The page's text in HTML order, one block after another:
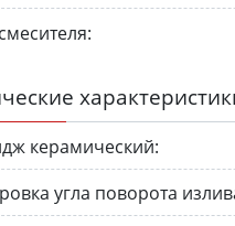
керамический:
угла поворота